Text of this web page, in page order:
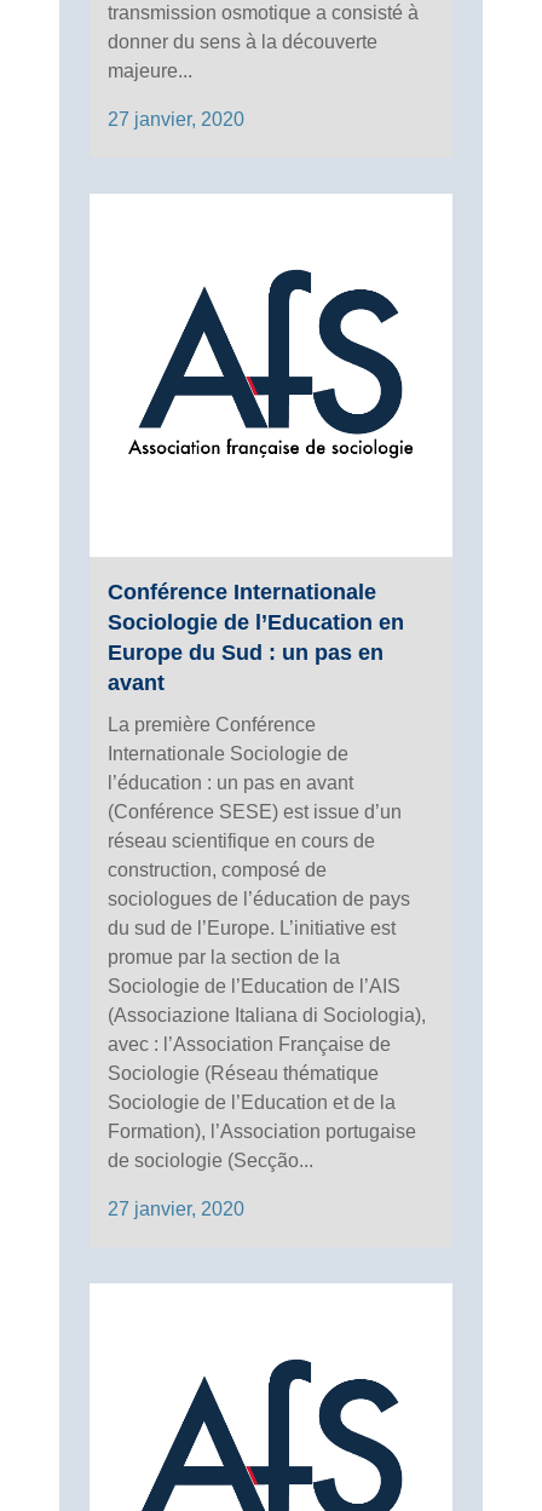
transmission osmotique a consisté à
donner du sens à la découverte
majeure...
27 janvier, 2020
Conférence Internationale
Sociologie de l’Education en
Europe du Sud : un pas en
avant
La première Conférence
Internationale Sociologie de
l’éducation : un pas en avant
(Conférence SESE) est issue d’un
réseau scientifique en cours de
construction, composé de
sociologues de l’éducation de pays
du sud de l’Europe. L’initiative est
promue par la section de la
Sociologie de l’Education de l’AIS
(Associazione Italiana di Sociologia),
avec : l’Association Française de
Sociologie (Réseau thématique
Sociologie de l’Education et de la
Formation), l’Association portugaise
de sociologie (Secção...
27 janvier, 2020